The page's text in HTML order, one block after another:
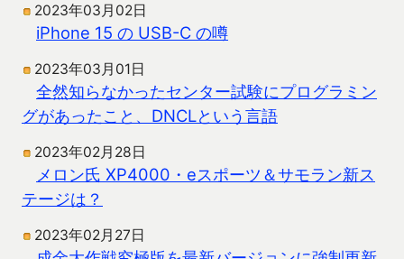
2023年03月02日
iPhone 15 の USB-C の噂
2023年03月01日
全然知らなかったセンター試験にプログラミン
グがあったこと、DNCLという言語
2023年02月28日
メロン氏 XP4000・eスポーツ＆サモラン新ス
テージは？
2023年02月27日